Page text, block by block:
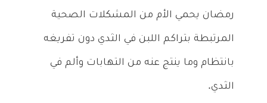
رمضان يحمي الأم من المشكلات الصحية
المرتبطة بتراكم اللبن في الثدي دون تفريغه
بانتظام وما ينتج عنه من التهابات وألم في
الثدي.